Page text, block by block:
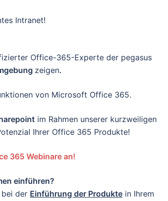
Intranet!
Office-365-Experte der pegasus
zeigen.
von Microsoft Office 365.
im Rahmen unserer kurzweiligen
Ihrer Office 365 Produkte!
365 Webinare an!
einführen?
der Einführung der Produkte in Ihrem